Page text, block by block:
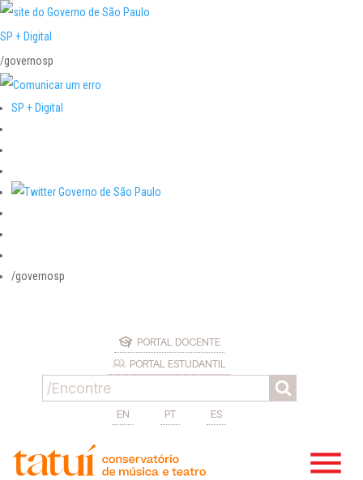
SP + Digital
/governosp
SP + Digital
/governosp
PORTAL DOCENTE
PORTAL ESTUDANTIL
EN PT ES